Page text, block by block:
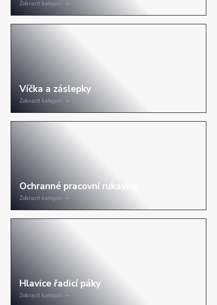
Zobrazit kategorii
Zobrazit kategorii
Zobrazit kategorii
Zobrazit kategorii